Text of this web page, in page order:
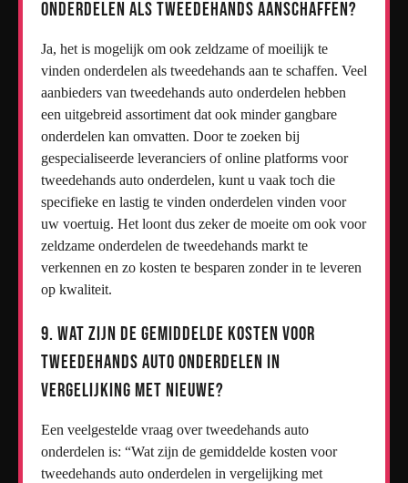
onderdelen als tweedehands aanschaffen?
Ja, het is mogelijk om ook zeldzame of moeilijk te
vinden onderdelen als tweedehands aan te schaffen. Veel
aanbieders van tweedehands auto onderdelen hebben
een uitgebreid assortiment dat ook minder gangbare
onderdelen kan omvatten. Door te zoeken bij
gespecialiseerde leveranciers of online platforms voor
tweedehands auto onderdelen, kunt u vaak toch die
specifieke en lastig te vinden onderdelen vinden voor
uw voertuig. Het loont dus zeker de moeite om ook voor
zeldzame onderdelen de tweedehands markt te
verkennen en zo kosten te besparen zonder in te leveren
op kwaliteit.
9. Wat zijn de gemiddelde kosten voor
tweedehands auto onderdelen in
vergelijking met nieuwe?
Een veelgestelde vraag over tweedehands auto
onderdelen is: “Wat zijn de gemiddelde kosten voor
tweedehands auto onderdelen in vergelijking met